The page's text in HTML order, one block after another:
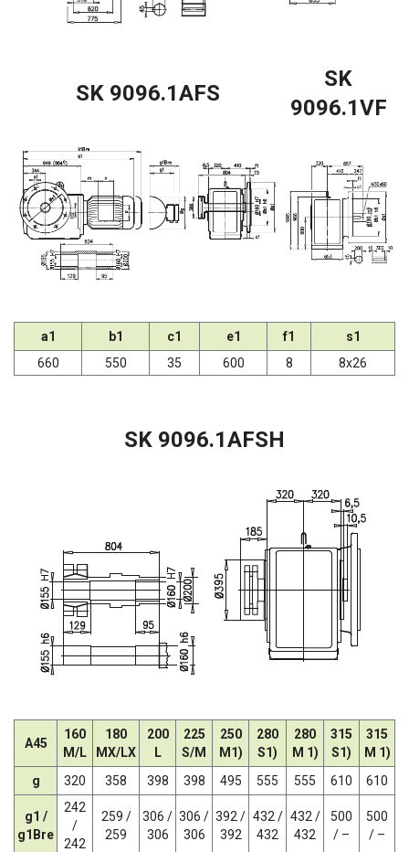
SK 9096.1AFS
SK
9096.1VF
a1 b1 c1 e1 f1
s1
660
550 35 600 8 8x26
SK 9096.1AFSH
A45
160
M/L
180
MX/LX
200
L
225
S/M
250
M1)
280
S1)
280
M 1)
315
S1)
315
M 1)
g
320 358 398 398 495 555 555 610 610
g1 /
g1Bre
242
/
242
259 /
259
306 /
306
306 /
306
392 /
392
432 /
432
432 /
432
500
/ –
500
/ –